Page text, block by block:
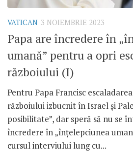
VATICAN 3 NOIEMBRIE 2023
Papa are încredere în
umană” pentru a opri
războiului (I)
Pentru Papa Francisc
războiului izbucnit în Israel și
posibilitate”, dar speră să nu se
încredere în „înțelepciunea
cursul interviului lung cu...